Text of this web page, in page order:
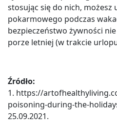
stosując się do nich, możesz
pokarmowego podczas
bezpieczeństwo żywności
porze letniej (w trakcie
Źródło:
1. https://
poisoning-during-the-
25.09.2021.